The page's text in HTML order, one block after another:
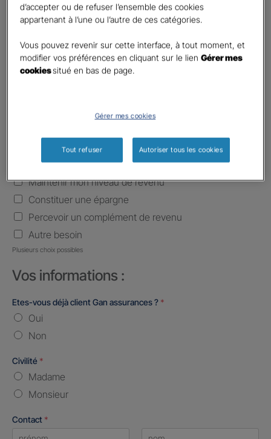
GAN ASSURANCES ARGELES SUR MER
Information sur votre besoin :
Qui souhaitez-vous protéger ?*
Autre
Quels sont vos besoins ?*
Maintenir mon niveau de revenu
Constituer une épargne
Percevoir un complément de revenu
Autre besoin
Plusieurs choix possibles
Vos informations :
Etes-vous déjà client Gan assurances ? *
Oui
Non
Civilité *
Madame
Monsieur
Contact *
d’accepter ou de refuser l’ensemble des cookies
appartenant à l’une ou l’autre de ces catégories.
Vous pouvez revenir sur cette interface, à tout moment, et
modifier vos préférences en cliquant sur le lienGérer mes
cookiessitué en bas de page.
Gérer mes cookies
Tout refuser Autoriser tous les cookies